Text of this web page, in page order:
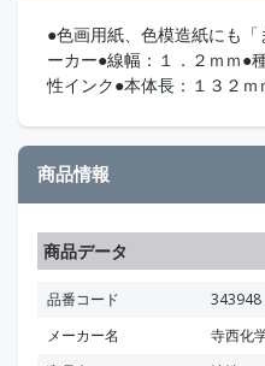
●色画用紙、色模造紙にも
ーカー●線幅：１．２ｍｍ●
性インク●本体長：１３２ｍ
商品情報
商品データ
品番コード
343948
メーカー名
寺西化